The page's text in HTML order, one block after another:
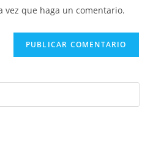
vez que haga un comentario.